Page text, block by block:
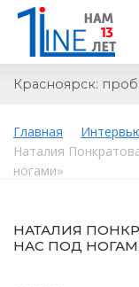
Красноярск:
Главная
Наталия
ногами»
НАТАЛИЯ
НАС ПОД